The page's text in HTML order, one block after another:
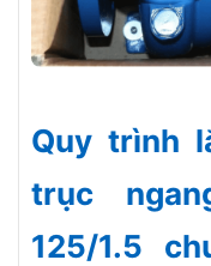
Quy trình
trục
125/1.5